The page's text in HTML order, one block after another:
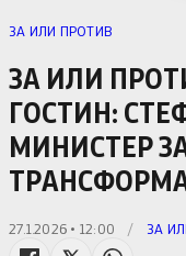
ЗА ИЛИ ПРОТИВ
ЗА ИЛИ
ГОСТИН:
МИНИСТЕР
27.1.2026 • 12:00 / ЗА